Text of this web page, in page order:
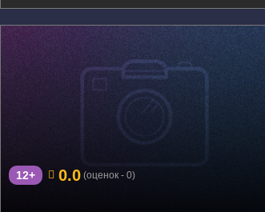
г. Екатеринбург, улица Сулимова, 50
12+ 0.0 (оценок - 0)